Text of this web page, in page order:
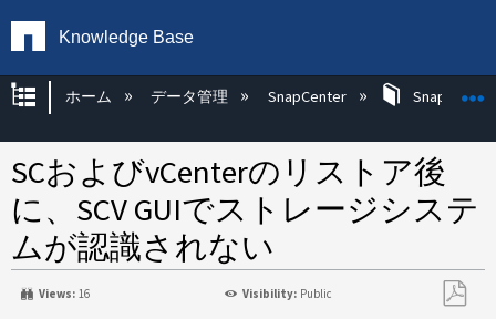
Knowledge Base
グローバル階層を展開/折りたたむ
ホーム データ管理 SnapCenter SnapCenter
SCおよびvCenterのリストア後
に、SCV GUIでストレージシステ
ムが認識されない
Views: 16 Visibility: Public